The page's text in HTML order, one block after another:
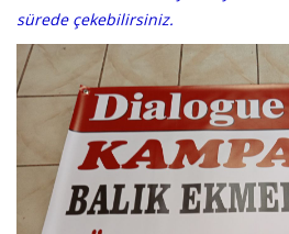
sürede çekebilirsiniz.